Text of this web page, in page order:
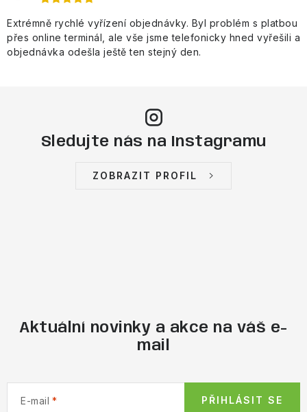
Extrémně rychlé vyřízení objednávky. Byl problém s platbou
přes online terminál, ale vše jsme telefonicky hned vyřešili a
objednávka odešla ještě ten stejný den.
Sledujte nás na Instagramu
ZOBRAZIT PROFIL
Aktuální novinky a akce na váš e-
mail
E-mail PŘIHLÁSIT SE